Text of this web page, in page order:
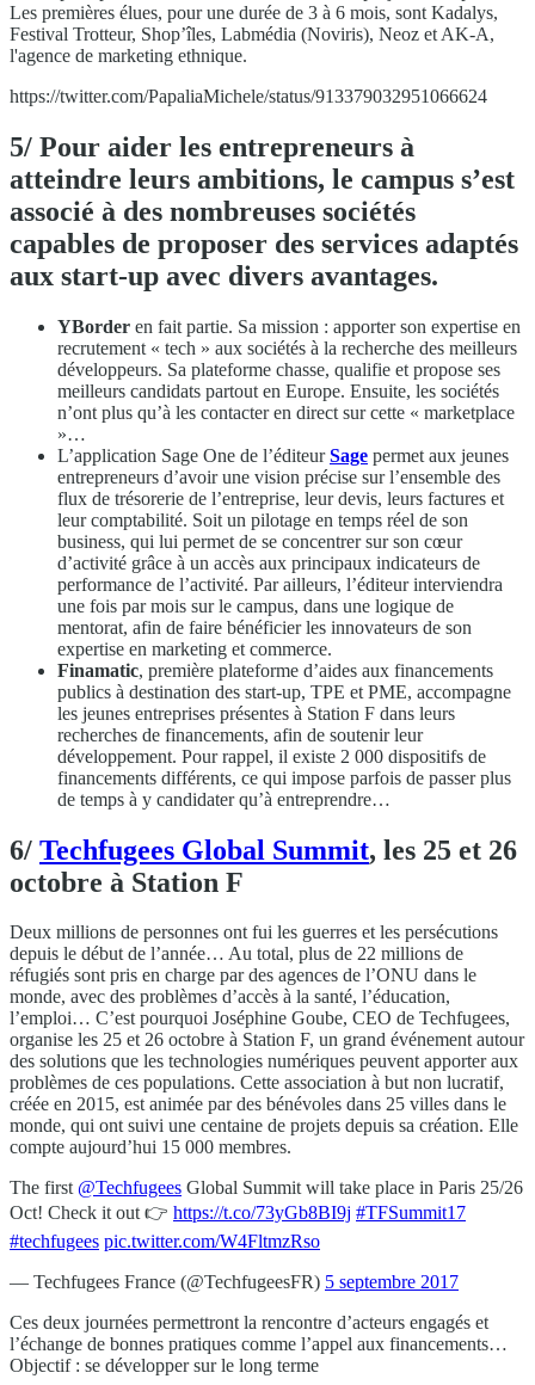
Les premières élues, pour une durée de 3 à 6 mois, sont Kadalys,
Festival Trotteur, Shop’îles, Labmédia (Noviris), Neoz et AK-A,
l'agence de marketing ethnique.
https://twitter.com/PapaliaMichele/status/913379032951066624
5/ Pour aider les entrepreneurs à
atteindre leurs ambitions, le campus s’est
associé à des nombreuses sociétés
capables de proposer des services adaptés
aux start-up avec divers avantages.
YBorder en fait partie. Sa mission : apporter son expertise en
recrutement « tech » aux sociétés à la recherche des meilleurs
développeurs. Sa plateforme chasse, qualifie et propose ses
meilleurs candidats partout en Europe. Ensuite, les sociétés
n’ont plus qu’à les contacter en direct sur cette « marketplace
»…
L’application Sage One de l’éditeurSage permet aux jeunes
entrepreneurs d’avoir une vision précise sur l’ensemble des
flux de trésorerie de l’entreprise, leur devis, leurs factures et
leur comptabilité. Soit un pilotage en temps réel de son
business, qui lui permet de se concentrer sur son cœur
d’activité grâce à un accès aux principaux indicateurs de
performance de l’activité. Par ailleurs, l’éditeur interviendra
une fois par mois sur le campus, dans une logique de
mentorat, afin de faire bénéficier les innovateurs de son
expertise en marketing et commerce.
Finamatic, première plateforme d’aides aux financements
publics à destination des start-up, TPE et PME, accompagne
les jeunes entreprises présentes à Station F dans leurs
recherches de financements, afin de soutenir leur
développement. Pour rappel, il existe 2 000 dispositifs de
financements différents, ce qui impose parfois de passer plus
de temps à y candidater qu’à entreprendre…
6/ Techfugees Global Summit, les 25 et 26
octobre à Station F
Deux millions de personnes ont fui les guerres et les persécutions
depuis le début de l’année… Au total, plus de 22 millions de
réfugiés sont pris en charge par des agences de l’ONU dans le
monde, avec des problèmes d’accès à la santé, l’éducation,
l’emploi… C’est pourquoi Joséphine Goube, CEO de Techfugees,
organise les 25 et 26 octobre à Station F, un grand événement autour
des solutions que les technologies numériques peuvent apporter aux
problèmes de ces populations. Cette association à but non lucratif,
créée en 2015, est animée par des bénévoles dans 25 villes dans le
monde, qui ont suivi une centaine de projets depuis sa création. Elle
compte aujourd’hui 15 000 membres.
The first @Techfugees Global Summit will take place in Paris 25/26
Oct! Check it out 👉 https://t.co/73yGb8BI9j #TFSummit17
#techfugees pic.twitter.com/W4FltmzRso
— Techfugees France (@TechfugeesFR) 5 septembre 2017
Ces deux journées permettront la rencontre d’acteurs engagés et
l’échange de bonnes pratiques comme l’appel aux financements…
Objectif : se développer sur le long terme